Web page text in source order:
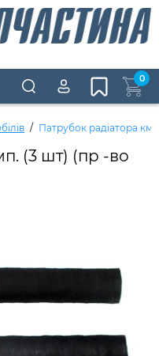
0
Патрубок радіатора
(3 шт) (пр -во